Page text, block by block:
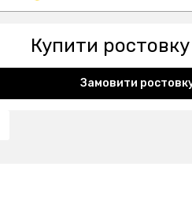
Купити ростовку
Замовити